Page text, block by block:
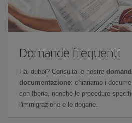
Domande frequenti
Hai dubbi? Consulta le nostre
documentazione: chiariamo i
con Iberia, nonché le procedure
l'immigrazione e le dogane.